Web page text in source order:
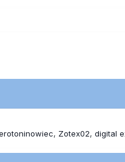
Zotex02 digital